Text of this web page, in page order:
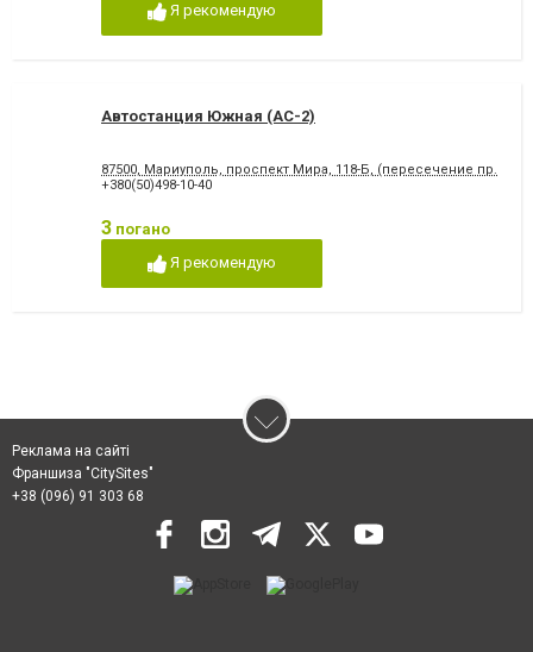
Я рекомендую
Автостанция Южная (АС-2)
87500, Мариуполь, проспект Мира, 118-Б, (пересечение
+380(50)498-10-40
3 погано
Я рекомендую
Реклама на сайті
Франшиза "CitySites"
+38 (096) 91 303 68